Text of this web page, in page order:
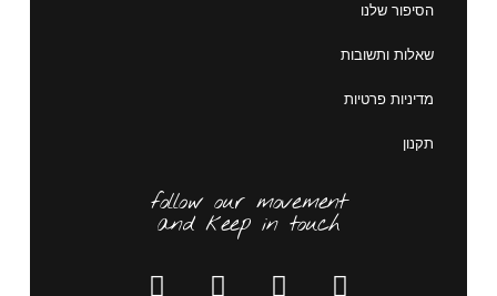
הסיפור שלנו
שאלות ותשובות
מדיניות פרטיות
תקנון
follow our movement
and keep in touch